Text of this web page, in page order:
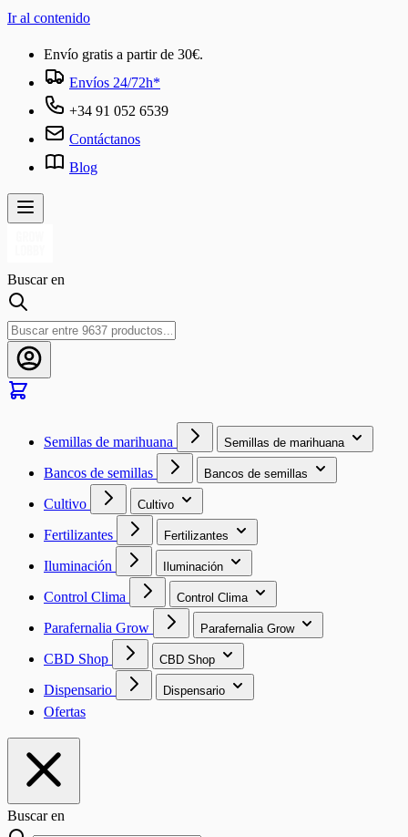
Ir al contenido
Envío gratis a partir de 30€.
Envíos 24/72h*
+34 91 052 6539
Contáctanos
Blog
Buscar en
Semillas de marihuana Semillas de marihuana
Bancos de semillas Bancos de semillas
Cultivo Cultivo
Fertilizantes Fertilizantes
Iluminación Iluminación
Control Clima Control Clima
Parafernalia Grow Parafernalia Grow
CBD Shop CBD Shop
Dispensario Dispensario
Ofertas
Buscar en